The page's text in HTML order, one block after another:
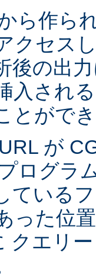
ら作ら
クセス
後の出
入され
とがで
が
ログラ
ている
った位
クエリ